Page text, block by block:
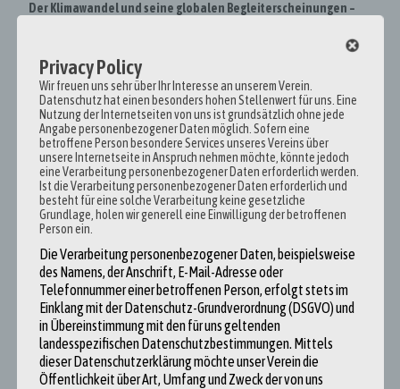
Der Klimawandel und seine globalen Begleiterscheinungen –
In einem ganz alten persischen Sprichwort heißt es: „Tropfen für
Tropfen sammelt es sich und dann wird es zu einem See.“
Verstehen Sie was ich meine? Wenn jeder meint, dass sein
Handeln nichts verändert, staut es sich an bis …….
Ohne Frage: Das Klima auf unserer Erde verändert sich. Die Temperatur
ist in den letzten Jahren aufgrund der Zunahme von Treibhausgasen,
welche der Mensch tagtäglich in die Luft bläst, gestiegen. Diese Gase
lassen zwar die Strahlen der Sonne in die Atmosphäre eindringen,
Erdoberfläche gefangen für eine Erhöhung der Temperatur sorgen.
Weiterlesen
Privacy Policy
Wir freuen uns sehr über Ihr Interesse an unserem Verein.
Datenschutz hat einen besonders hohen Stellenwert für uns. Eine
Nutzung der Internetseiten von uns ist grundsätzlich ohne jede
Angabe personenbezogener Daten möglich. Sofern eine
betroffene Person besondere Services unseres Vereins über
unsere Internetseite in Anspruch nehmen möchte, könnte jedoch
eine Verarbeitung personenbezogener Daten erforderlich werden.
Ist die Verarbeitung personenbezogener Daten erforderlich und
besteht für eine solche Verarbeitung keine gesetzliche
Grundlage, holen wir generell eine Einwilligung der betroffenen
Person ein.
Die Verarbeitung personenbezogener Daten, beispielsweise
des Namens, der Anschrift, E-Mail-Adresse oder
Telefonnummer einer betroffenen Person, erfolgt stets im
Einklang mit der Datenschutz-Grundverordnung (DSGVO) und
in Übereinstimmung mit den für uns geltenden
landesspezifischen Datenschutzbestimmungen. Mittels
dieser Datenschutzerklärung möchte unser Verein die
Öffentlichkeit über Art, Umfang und Zweck der von uns